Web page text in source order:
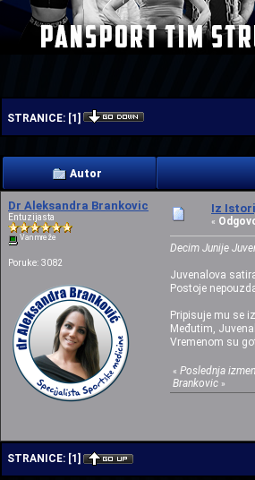
STRANICE: [1 ]
Autor
Dr Aleksandra Brankovic
Entuzijasta
Van mreže
Poruke: 3082
Iz
«
Decim Junije
Juvenalova
Postoje
Pripisuje mu se
Međutim,
Vremenom su
« Poslednja
Brankovic »
STRANICE: [1 ]